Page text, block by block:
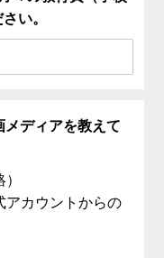
い。
ディアを教えて
アカウントからの